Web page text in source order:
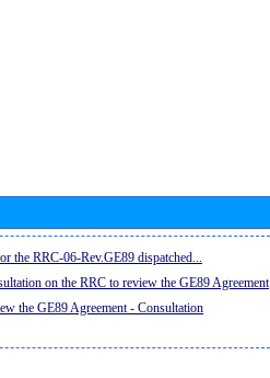
the RRC-06-Rev.GE89 dispatched...
on the RRC to review the GE89 Agreement
the GE89 Agreement - Consultation